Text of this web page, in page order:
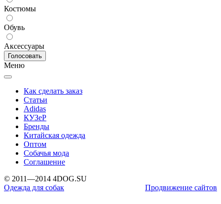
Костюмы
Обувь
Аксессуары
Меню
Как сделать заказ
Статьи
Adidas
КУЗеР
Бренды
Китайская одежда
Оптом
Собачья мода
Соглашение
© 2011—2014 4DOG.SU
Одежда для собак
Продвижение сайтов